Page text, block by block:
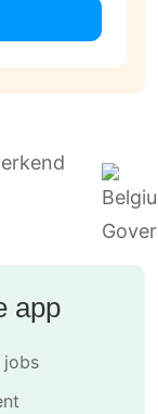
app
jobs